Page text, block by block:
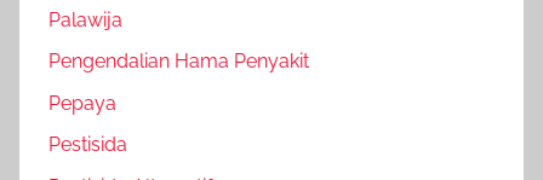
Palawija
Pengendalian Hama Penyakit
Pepaya
Pestisida